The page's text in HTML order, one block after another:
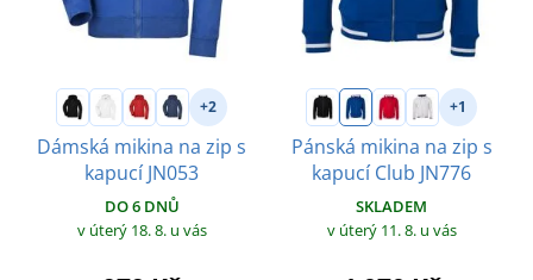
+2
Dámská mikina na zip s
kapucí JN053
DO 6 DNŮ
v úterý 18. 8. u vás
+1
Pánská mikina na zip s
kapucí Club JN776
SKLADEM
v úterý 11. 8. u vás